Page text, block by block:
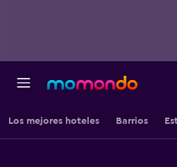
Los mejores hoteles Barrios